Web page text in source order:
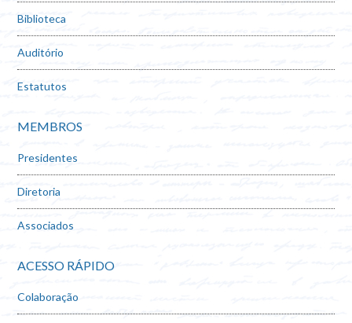
Biblioteca
Auditório
Estatutos
MEMBROS
Presidentes
Diretoria
Associados
ACESSO RÁPIDO
Colaboração